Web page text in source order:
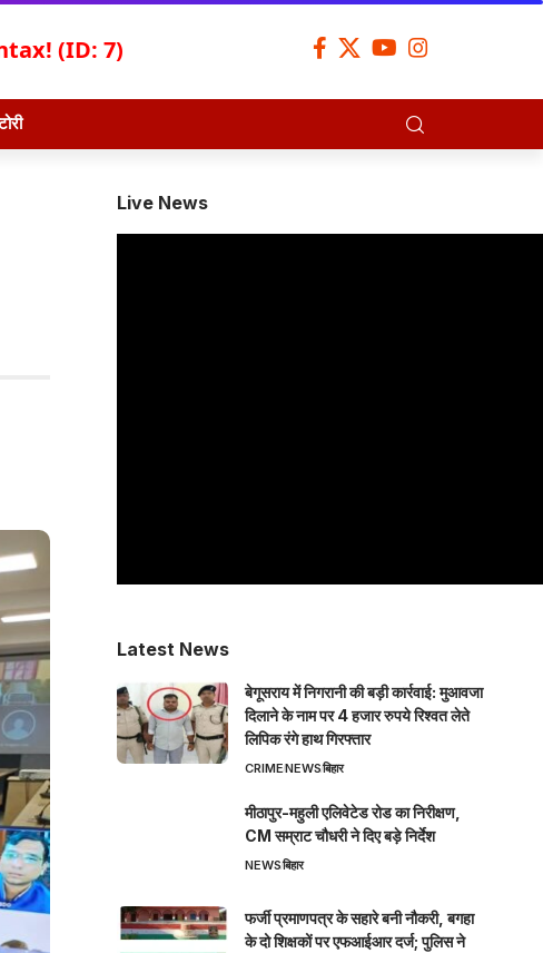
(ID: 7)
Live News
Latest News
बेगूसराय में निगरानी की बड़ी कार्रवाई: मुआवजा
दिलाने के नाम पर 4 हजार रुपये रिश्वत लेते
लिपिक रंगे हाथ गिरफ्तार
CRIMENEWSबिहार
मीठापुर-महुली एलिवेटेड रोड का निरीक्षण,
CM सम्राट चौधरी ने दिए बड़े निर्देश
NEWSबिहार
फर्जी प्रमाणपत्र के सहारे बनी नौकरी, बगहा
के दो शिक्षकों पर एफआईआर दर्ज; पुलिस ने